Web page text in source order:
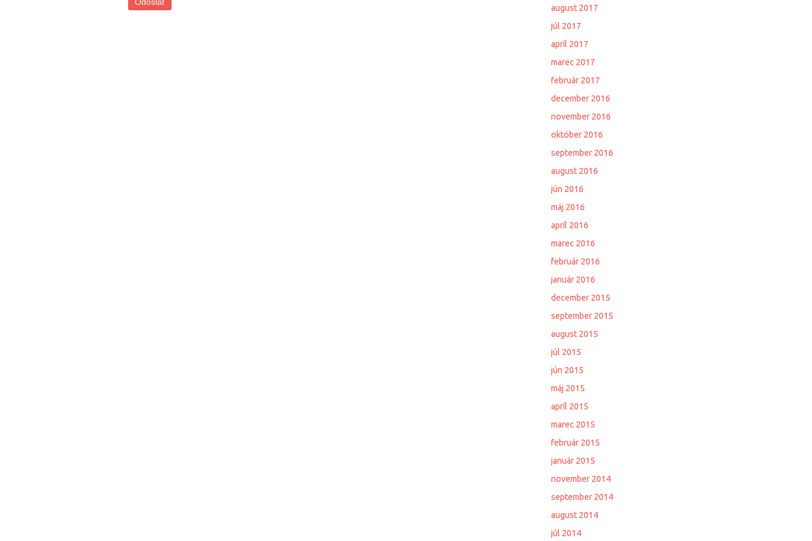
august 2017
júl 2017
apríl 2017
marec 2017
február 2017
december 2016
november 2016
október 2016
september 2016
august 2016
jún 2016
máj 2016
apríl 2016
marec 2016
február 2016
január 2016
december 2015
september 2015
august 2015
júl 2015
jún 2015
máj 2015
apríl 2015
marec 2015
február 2015
január 2015
november 2014
september 2014
august 2014
júl 2014